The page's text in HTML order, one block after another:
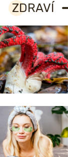
ZDRAVÍ